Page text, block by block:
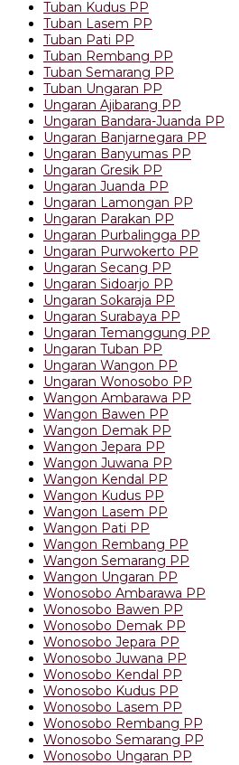
Tuban Kudus PP
Tuban Lasem PP
Tuban Pati PP
Tuban Rembang PP
Tuban Semarang PP
Tuban Ungaran PP
Ungaran Ajibarang PP
Ungaran Bandara-Juanda PP
Ungaran Banjarnegara PP
Ungaran Banyumas PP
Ungaran Gresik PP
Ungaran Juanda PP
Ungaran Lamongan PP
Ungaran Parakan PP
Ungaran Purbalingga PP
Ungaran Purwokerto PP
Ungaran Secang PP
Ungaran Sidoarjo PP
Ungaran Sokaraja PP
Ungaran Surabaya PP
Ungaran Temanggung PP
Ungaran Tuban PP
Ungaran Wangon PP
Ungaran Wonosobo PP
Wangon Ambarawa PP
Wangon Bawen PP
Wangon Demak PP
Wangon Jepara PP
Wangon Juwana PP
Wangon Kendal PP
Wangon Kudus PP
Wangon Lasem PP
Wangon Pati PP
Wangon Rembang PP
Wangon Semarang PP
Wangon Ungaran PP
Wonosobo Ambarawa PP
Wonosobo Bawen PP
Wonosobo Demak PP
Wonosobo Jepara PP
Wonosobo Juwana PP
Wonosobo Kendal PP
Wonosobo Kudus PP
Wonosobo Lasem PP
Wonosobo Rembang PP
Wonosobo Semarang PP
Wonosobo Ungaran PP